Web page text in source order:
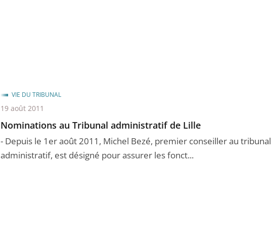
Nominations au Tribunal administratif de Lille
- Depuis le 1er août 2011, Michel Bezé, premier conseiller au tribunal
administratif, est désigné pour assurer les fonct...
VIE DU TRIBUNAL
19 août 2011